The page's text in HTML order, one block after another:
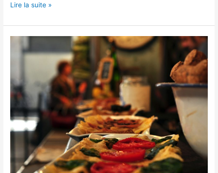
Lire la suite »
manger
Les
meilleurs
restaurants
pas
chers,
pas